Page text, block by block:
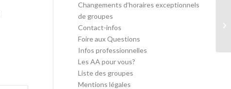
Changements d’horaires exceptionnels
de groupes
Contact-infos
Foire aux Questions
Infos professionnelles
Les AA pour vous?
Liste des groupes
Mentions légales